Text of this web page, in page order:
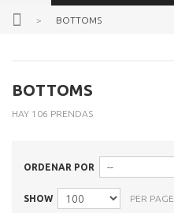
> BOTTOMS
BOTTOMS
HAY 106 PRENDAS
ORDENAR POR
SHOW PER PAGE